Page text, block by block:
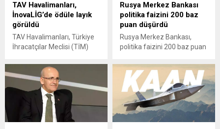
TAV Havalimanları,
İnovaLİG’de ödüle layık
görüldü
TAV Havalimanları, Türkiye
İhracatçılar Meclisi (TİM)
İnovaLİG Şampiyonları Ödül
Töreni'nde 'İnovasyon
Organizasyonu ve Kültürü'
kategorisinde ikincilik
ödülüne layık görüldü. Haliç
Kongre Merkezi'nde bugün
Rusya Merkez Bankası
politika faizini 200 baz
puan düşürdü
Rusya Merkez Bankası,
politika faizini 200 baz puan
indirdi.